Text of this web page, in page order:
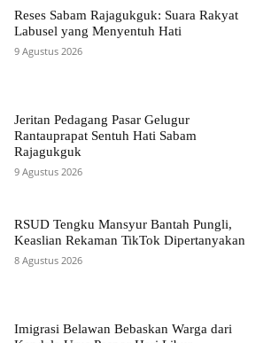
Reses Sabam Rajagukguk: Suara Rakyat
Labusel yang Menyentuh Hati
9 Agustus 2026
Jeritan Pedagang Pasar Gelugur
Rantauprapat Sentuh Hati Sabam
Rajagukguk
9 Agustus 2026
RSUD Tengku Mansyur Bantah Pungli,
Keaslian Rekaman TikTok Dipertanyakan
8 Agustus 2026
Imigrasi Belawan Bebaskan Warga dari